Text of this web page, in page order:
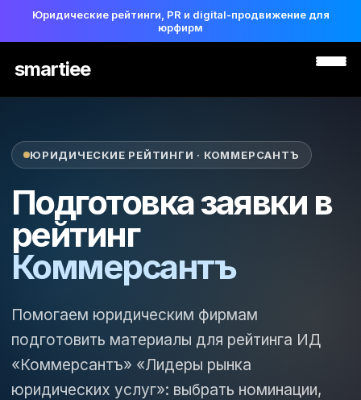
Юридические рейтинги, PR и digital-продвижение для
юрфирм
smartiee
ЮРИДИЧЕСКИЕ РЕЙТИНГИ · КОММЕРСАНТЪ
Подготовка заявки в
рейтинг
Коммерсантъ
Помогаем юридическим фирмам
подготовить материалы для рейтинга ИД
«Коммерсантъ» «Лидеры рынка
юридических услуг»: выбрать номинации,